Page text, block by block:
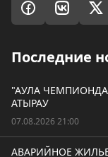
Последние
"АУЛА
АТЫРАУ
07.08.2026 21:00
АВАРИЙНОЕ